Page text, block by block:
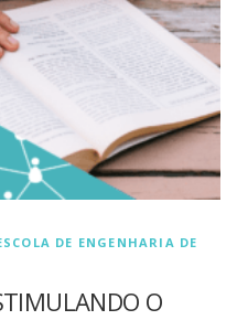
DE ENGENHARIA DE
O